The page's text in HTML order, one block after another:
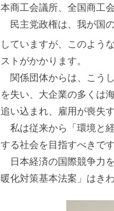
本商工会議所、全国商工
民主党政権は、我が国
していますが、このよう
ストがかかります。
関係団体からは、こう
を失い、大企業の多くは
追い込まれ、雇用が喪失
私は従来から「環境と
する社会を目指すべきです
日本経済の国際競争力
暖化対策基本法案」はき